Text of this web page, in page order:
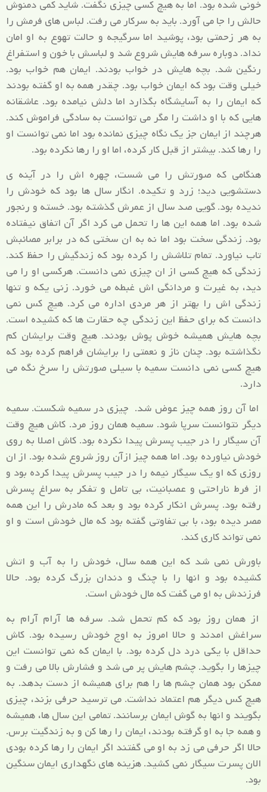
خونی شده بود. اما به هیچ کسی چیزی نگفت. شاید کمی دمنوش
حالش را جا می آورد. باید به سرکار می رفت. لباس های فرمش را
به هر زحمتی بود، پوشید اما سرگیجه و حالت تهوع به او امان
نداد. دوباره سرفه هایش شروع شد و لباسش با خون و استفراغ
رنگین شد. بچه هایش در خواب بودند. ایمان هم خواب بود.
خیلی وقت بود که ایمان خواب بود. چقدر همه به او گفته بودند
که ایمان را به آسایشگاه بگذارد اما دلش نیامده بود. عاشقانه
هایی که با او داشت را مگر می توانست به سادگی فراموش کند.
هرچند از ایمان جز یک نگاه چیزی نمانده بود اما نمی توانست او
را رها کند. بیشتر از قبل کار کرده، اما او را رها نکرده بود.
هنگامی که صورتش را می شست، چهره اش را در آینه ی
دستشویی دید؛ زرد و تکیده. انگار سال ها بود که خودش را
ندیده بود. گویی صد سال از عمرش گذشته بود. خسته و رنجور
شده بود. اما همه این ها را تحمل می کرد اگر آن اتفاق نیفتاده
بود. زندگی سخت بود اما نه به ان سختی که در برابر مصائبش
تاب نیاورد. تمام تلاشش را کرده بود که زندگیش را حفظ کند.
زندگی که هیچ کسی از ان چیزی نمی دانست. هرکسی او را می
دید، به غیرت و مردانگی اش غبطه می خورد. زنی یکه و تنها
زندگی اش را بهتر از هر مردی اداره می کرد. هیچ کس نمی
دانست که برای حفظ این زندگی چه حقارت ها که کشیده است.
بچه هایش همیشه خوش پوش بودند. هیچ وقت برایشان کم
نگذاشته بود. چنان ناز و نعمتی را برایشان فراهم کرده بود که
هیچ کسی نمی دانست سمیه با سیلی صورتش را سرخ نگه می
دارد.
اما آن روز همه چیز عوض شد. چیزی در سمیه شکست. سمیه
دیگر نتوانست سرپا شود. سمیه همان روز مرد. کاش هیچ وقت
آن سیگار را در جیب پسرش پیدا نکرده بود. کاش اصلا به روی
خودش نیاورده بود. اما همه چیز ازآن روز شروع شده بود. از ان
روزی که او یک سیگار نیمه را در جیب پسرش پیدا کرده بود و
از فرط ناراحتی و عصبانیت، بی تامل و تفکر به سراغ پسرش
رفته بود. پسرش انکار کرده بود و بعد که مادرش را این همه
مصر دیده بود، با بی تفاوتی گفته بود که مال خودش است و او
نمی تواند کاری کند.
باورش نمی شد که این همه سال، خودش را به آب و اتش
کشیده بود و انها را با چنگ و دندان بزرگ کرده بود. حالا
فرزندش به او می گفت که مال خودش است.
از همان روز بود که کم تحمل شد. سرفه ها آرام آرام به
سراغش امدند و حالا امروز به اوج خودش رسیده بود. کاش
حداقل با یکی درد دل کرده بود. با ایمان که نمی توانست این
چیزها را بگوید. چشم هایش پر می شد و فشارش بالا می رفت و
ممکن بود همان چشم ها را هم برای همیشه از دست بدهد. به
هیچ کس دیگر هم اعتماد نداشت. می ترسید حرفی بزند، چیزی
بگویند و انها به گوش ایمان برسانند. تمامی این سال ها، همیشه
و همه جا به او گرفته بودند، ایمان را رها کن و به زندگیت برس.
حالا اگر حرفی می زد به او می گفتند اگر ایمان را رها کرده بودی
الان پسرت سیگار نمی کشید. هزینه های نگهداری ایمان سنگین
بود.